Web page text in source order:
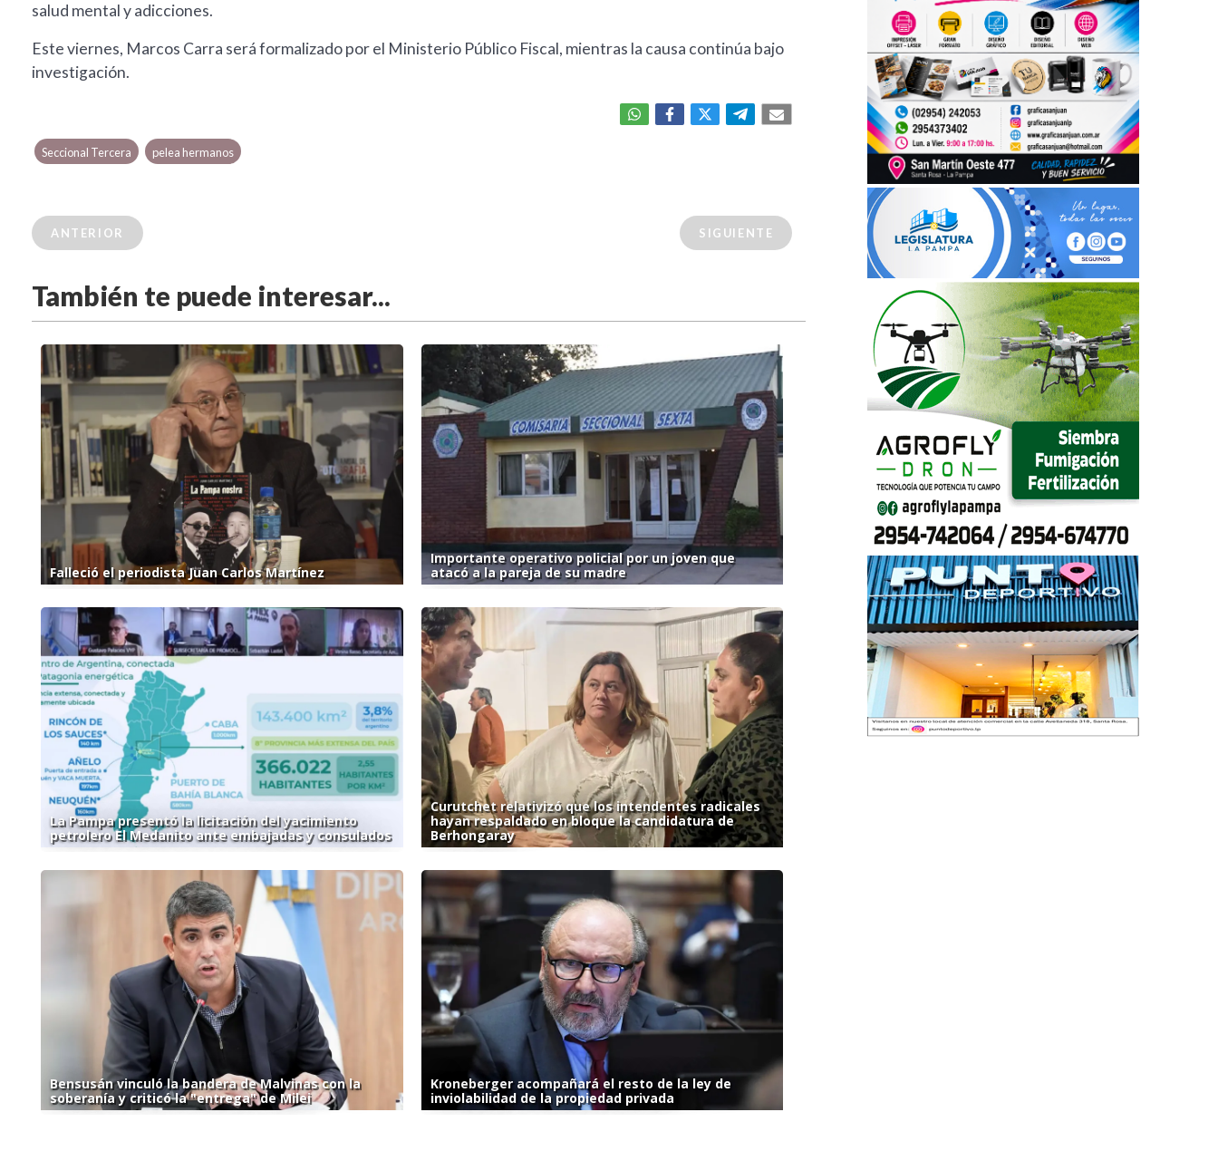
salud mental y adicciones.
Este viernes, Marcos Carra será formalizado por el Ministerio Público Fiscal, mientras la causa continúa bajo
investigación.
Seccional Tercera pelea hermanos
ANTERIOR SIGUIENTE
También te puede interesar...
Falleció el periodista Juan Carlos Martínez
Importante operativo policial por un joven que
atacó a la pareja de su madre
La Pampa presentó la licitación del yacimiento
petrolero El Medanito ante embajadas y consulados
Curutchet relativizó que los intendentes radicales
hayan respaldado en bloque la candidatura de
Berhongaray
Bensusán vinculó la bandera de Malvinas con la
soberanía y criticó la "entrega" de Milei
Kroneberger acompañará el resto de la ley de
inviolabilidad de la propiedad privada